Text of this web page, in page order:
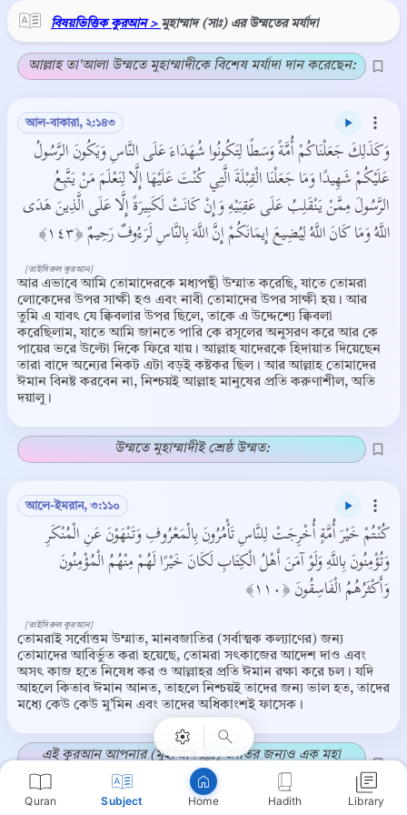
Quran Subject Home Hadith Library
বিষয়ভিত্তিক কুরআন > মুহাম্মাদ (সাঃ) এর উম্মতের মর্যাদা
আল্লাহ তা'আলা উম্মতে মুহাম্মাদীকে বিশেষ মর্যাদা দান করেছেন:
আল-বাকারা, ২:১৪৩
وَكَذَلِكَ جَعَلْنَاكُمْ أُمَّةً وَسَطًا لِتَكُونُوا شُهَدَاءَ عَلَى النَّاسِ وَيَكُونَ الرَّسُولُ
عَلَيْكُمْ شَهِيدًا وَمَا جَعَلْنَا الْقِبْلَةَ الَّتِي كُنْتَ عَلَيْهَا إِلَّا لِنَعْلَمَ مَنْ يَتَّبِعُ
الرَّسُولَ مِمَّنْ يَنْقَلِبُ عَلَى عَقِبَيْهِ وَإِنْ كَانَتْ لَكَبِيرَةً إِلَّا عَلَى الَّذِينَ هَدَى
اللَّهُ وَمَا كَانَ اللَّهُ لِيُضِيعَ إِيمَانَكُمْ إِنَّ اللَّهَ بِالنَّاسِ لَرَءُوفٌ رَحِيمٌ ﴿١٤٣﴾
আর এভাবে আমি তোমাদেরকে মধ্যপন্থী উম্মাত করেছি, যাতে তোমরা
লোকেদের উপর সাক্ষী হও এবং নাবী তোমাদের উপর সাক্ষী হয়। আর
তুমি এ যাবৎ যে ক্বিবলার উপর ছিলে, তাকে এ উদ্দেশ্যে ক্বিবলা
করেছিলাম, যাতে আমি জানতে পারি কে রসূলের অনুসরণ করে আর কে
পায়ের ভরে উল্টো দিকে ফিরে যায়। আল্লাহ যাদেরকে হিদায়াত দিয়েছেন
তারা বাদে অন্যের নিকট এটা বড়ই কষ্টকর ছিল। আর আল্লাহ তোমাদের
ঈমান বিনষ্ট করবেন না, নিশ্চয়ই আল্লাহ মানুষের প্রতি করুণাশীল, অতি
দয়ালু।
[তাইসিরুল কুরআন]
উম্মতে মুহাম্মাদীই শ্রেষ্ঠ উম্মত:
আলে-ইমরান, ৩:১১০
كُنْتُمْ خَيْرَ أُمَّةٍ أُخْرِجَتْ لِلنَّاسِ تَأْمُرُونَ بِالْمَعْرُوفِ وَتَنْهَوْنَ عَنِ الْمُنْكَرِ
وَتُؤْمِنُونَ بِاللَّهِ وَلَوْ آمَنَ أَهْلُ الْكِتَابِ لَكَانَ خَيْرًا لَهُمْ مِنْهُمُ الْمُؤْمِنُونَ
وَأَكْثَرُهُمُ الْفَاسِقُونَ ﴿١١٠﴾
তোমরাই সর্বোত্তম উম্মাত, মানবজাতির (সর্বাত্মক কল্যাণের) জন্য
তোমাদের আবির্ভুত করা হয়েছে, তোমরা সৎকাজের আদেশ দাও এবং
অসৎ কাজ হতে নিষেধ কর ও আল্লাহর প্রতি ঈমান রক্ষা করে চল। যদি
আহলে কিতাব ঈমান আনত, তাহলে নিশ্চয়ই তাদের জন্য ভাল হত, তাদের
মধ্যে কেউ কেউ মু’মিন এবং তাদের অধিকাংশই ফাসেক।
[তাইসিরুল কুরআন]
এই কুরআন আপনার (মুহাম্মাদ ﷺ) জাতির জন্যও এক মহা
সম্মান ও স্মারক।
Copy